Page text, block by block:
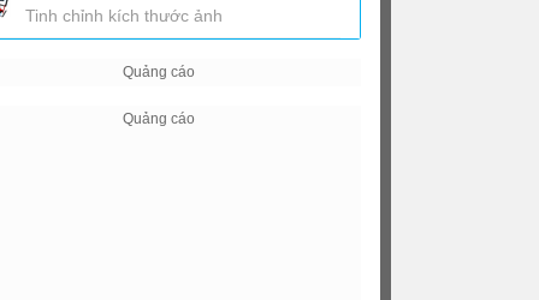
Tinh chỉnh kích thước ảnh